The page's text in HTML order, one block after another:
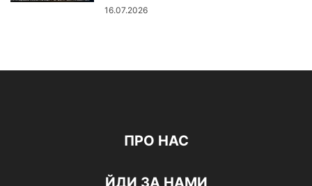
16.07.2026
ПРО НАС
ЙДИ ЗА НАМИ